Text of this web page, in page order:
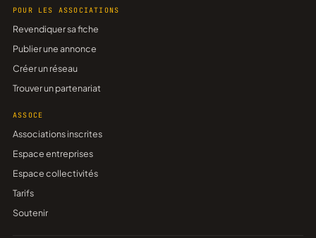
POUR LES ASSOCIATIONS
Revendiquer sa fiche
Publier une annonce
Créer un réseau
Trouver un partenariat
ASSOCE
Associations inscrites
Espace entreprises
Espace collectivités
Tarifs
Soutenir